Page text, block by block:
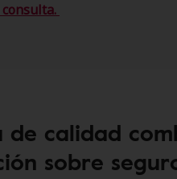
calidad
sobre